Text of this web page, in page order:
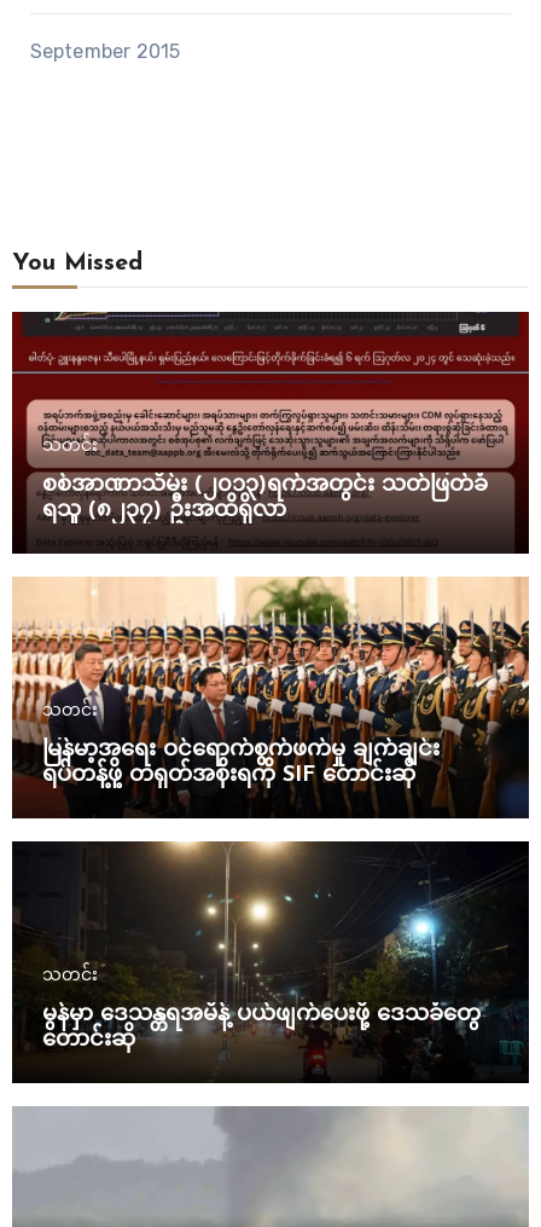
September 2015
You Missed
သတင်း
စစ်အာဏာသိမ်း (၂၀၁၃)ရက်အတွင်း သတ်ဖြတ်ခံ
ရသူ (၈၂၃၇) ဦးအထိရှိလာ
သတင်း
မြန်မာ့အရေး ဝင်ရောက်စွက်ဖက်မှု ချက်ချင်း
ရပ်တန့်ဖို့ တရုတ်အစိုးရကို SIF တောင်းဆို
သတင်း
မွန်မှာ ဒေသန္တရအမိန့် ပယ်ဖျက်ပေးဖို့ ဒေသခံတွေ
တောင်းဆို